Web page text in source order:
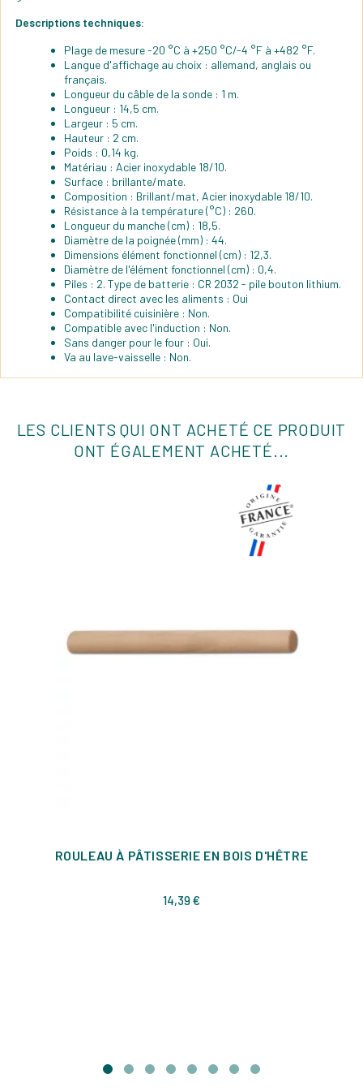
Descriptions techniques:
Plage de mesure -20 °C à +250 °C/-4 °F à +482 °F.
Langue d'affichage au choix : allemand, anglais ou
français.
Longueur du câble de la sonde : 1 m.
Longueur : 14,5 cm.
Largeur : 5 cm.
Hauteur : 2 cm.
Poids : 0,14 kg.
Matériau : Acier inoxydable 18/10.
Surface : brillante/mate.
Composition : Brillant/mat, Acier inoxydable 18/10.
Résistance à la température (°C) : 260.
Longueur du manche (cm) : 18,5.
Diamètre de la poignée (mm) : 44.
Dimensions élément fonctionnel (cm) : 12,3.
Diamètre de l'élément fonctionnel (cm) : 0,4.
Piles : 2. Type de batterie : CR 2032 - pile bouton lithium.
Contact direct avec les aliments : Oui
Compatibilité cuisinière : Non.
Compatible avec l'induction : Non.
Sans danger pour le four : Oui.
Va au lave-vaisselle : Non.
LES CLIENTS QUI ONT ACHETÉ CE PRODUIT
ONT ÉGALEMENT ACHETÉ...
ROULEAU À PÂTISSERIE EN BOIS D'HÊTRE
14,39 €Prix